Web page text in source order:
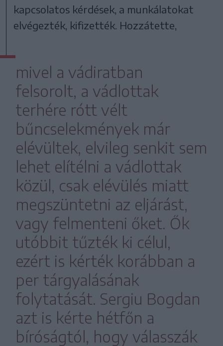
kapcsolatos kérdések, a munkálatokat
elvégezték, kifizették. Hozzátette,
mivel a vádiratban
felsorolt, a vádlottak
terhére rótt vélt
bűncselekmények már
elévültek, elvileg senkit sem
lehet elítélni a vádlottak
közül, csak elévülés miatt
megszüntetni az eljárást,
vagy felmenteni őket. Ők
utóbbit tűzték ki célul,
ezért is kérték korábban a
per tárgyalásának
folytatását. Sergiu Bogdan
azt is kérte hétfőn a
bíróságtól, hogy válasszák